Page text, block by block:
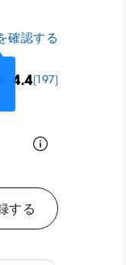
確認する
4.4(197)
する